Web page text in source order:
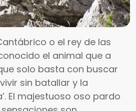
o el rey de las
el animal que a
solo basta con buscar
sin batallar y la
El majestuoso oso pardo